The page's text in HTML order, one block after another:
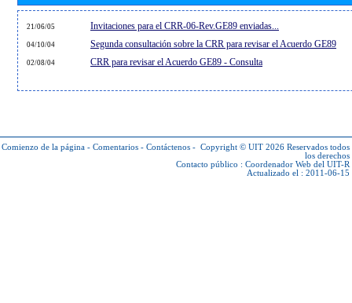
21/06/05 Invitaciones para el CRR-06-Rev.GE89 enviadas...
04/10/04 Segunda consultación sobre la CRR para revisar el Acuerdo GE89
02/08/04 CRR para revisar el Acuerdo GE89 - Consulta
Comienzo de la página - Comentarios - Contáctenos - Copyright © UIT 2026 Reservados todos
los derechos
Contacto público : Coordenador Web del UIT-R
Actualizado el : 2011-06-15